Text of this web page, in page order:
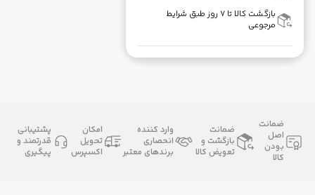
بازگشت کالا تا ۷ روز طبق شرایط
مرجوعی
ضمانت
اصل
بودن
کالا
ضمانت
بازگشت و
تعویض کالا
وارد کننده
انحصاری
برندهای معتبر
امکان
تحویل
اکسپرس
پشتیبانی
قدرتمند و
پیگیری